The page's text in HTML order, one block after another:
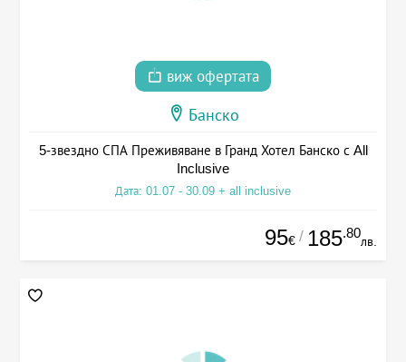
виж офертата
Банско
5-звездно СПА Преживяване в Гранд Хотел Банско с All
Inclusive
Дата: 01.07 - 30.09 + all inclusive
95€ / 185.80
лв.